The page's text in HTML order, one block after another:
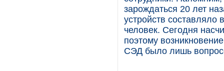
зарождаться 20 лет
устройств составляло
человек. Сегодня
поэтому
СЭД было лишь